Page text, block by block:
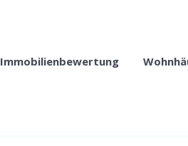
Immobilienbewertung